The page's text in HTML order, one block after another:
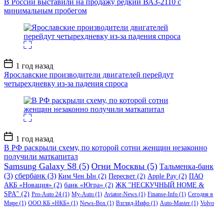
минимальным пробегом
Дата
записи
1 год назад
Ярославские производители двигателей перейдут
четырехдневку из-за падения спроса
Дата
записи
1 год назад
В РФ раскрыли схему, по которой сотни женщин незаконно
получили маткапитал
Samsung Galaxy S8 (5) Огни Москвы (5) Тальменка-банк
(3) сбербанк (3) Ким Чен Ын (2) Пересвет (2) Apple Pay (2) ПАО
АКБ «Новация» (2) банк «Югра» (2) ЖК "НЕСКУЧНЫЙ HOME &
SPA" (2) Pro-Auto 24 (1) My-Auto (1) Aviator-News (1) Finanse-Info (1) Сегодня в
Мире (1) ООО КБ «НКБ» (1) News-Box (1) Взгляд-Инфо (1) Auto-Master (1) Volvo